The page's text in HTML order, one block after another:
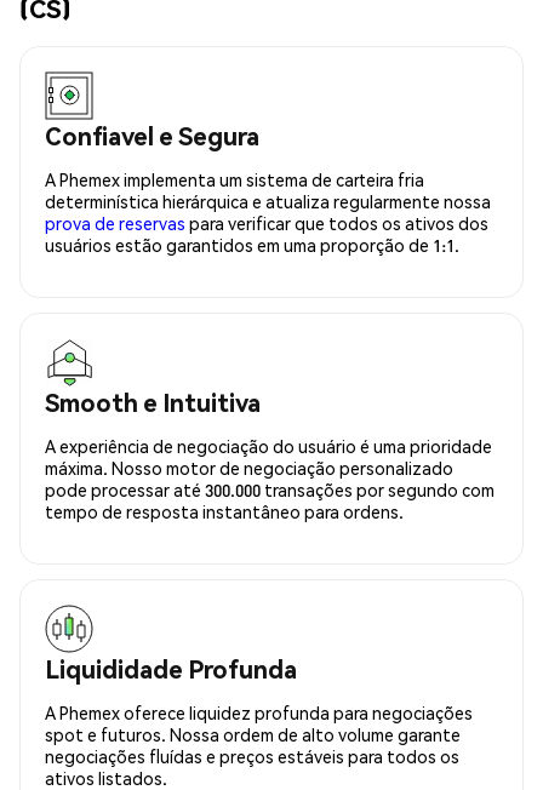
(CS)
Confiavel e Segura
A Phemex implementa um sistema de carteira fria
determinística hierárquica e atualiza regularmente nossa
prova de reservas para verificar que todos os ativos dos
usuários estão garantidos em uma proporção de 1:1.
Smooth e Intuitiva
A experiência de negociação do usuário é uma prioridade
máxima. Nosso motor de negociação personalizado
pode processar até 300.000 transações por segundo com
tempo de resposta instantâneo para ordens.
Liquididade Profunda
A Phemex oferece liquidez profunda para negociações
spot e futuros. Nossa ordem de alto volume garante
negociações fluídas e preços estáveis para todos os
ativos listados.